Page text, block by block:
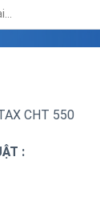
CHT 550
: